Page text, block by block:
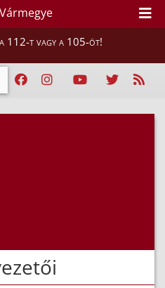
a 112-t vagy a 105-öt!